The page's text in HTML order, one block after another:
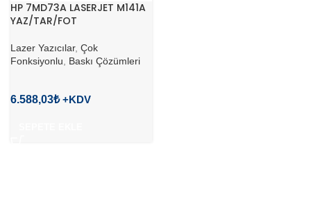
HP 7MD73A LASERJET M141A
YAZ/TAR/FOT
Lazer Yazıcılar, Çok
Fonksiyonlu
Baskı Çözümleri
6.588,03₺